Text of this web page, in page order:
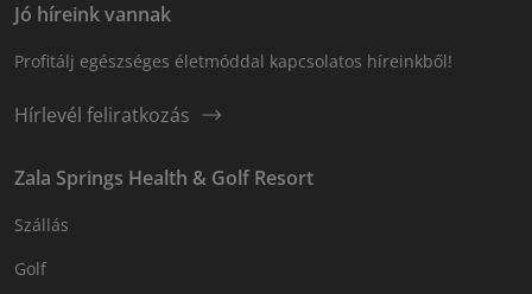
Jó híreink vannak
Profitálj egészséges életmóddal kapcsolatos híreinkből!
Hírlevél feliratkozás
Zala Springs Health & Golf Resort
Szállás
Golf